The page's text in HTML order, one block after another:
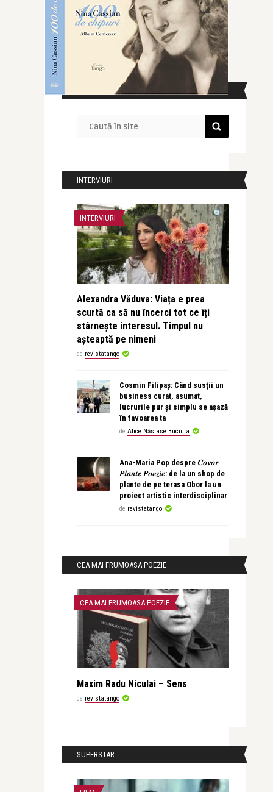
CAUTĂ ÎN SITE
INTERVIURI
INTERVIURI
Alexandra Văduva: Viața e prea
scurtă ca să nu încerci tot ce îți
stârnește interesul. Timpul nu
așteaptă pe nimeni
de revistatango
Cosmin Filipaș: Când susții un
business curat, asumat,
lucrurile pur și simplu se așază
în favoarea ta
de Alice Năstase Buciuta
Ana-Maria Pop despre 𝐶𝑜𝑣𝑜𝑟
𝑃𝑙𝑎𝑛𝑡𝑒 𝑃𝑜𝑒𝑧𝑖𝑒: de la un shop de
plante de pe terasa Obor la un
proiect artistic interdisciplinar
de revistatango
CEA MAI FRUMOASA POEZIE
CEA MAI FRUMOASA POEZIE
Maxim Radu Niculai – Sens
de revistatango
SUPERSTAR